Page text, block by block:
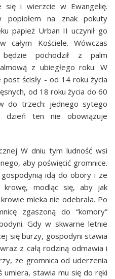
się i wierzcie w Ewangelię.
popiołem na znak pokuty
papież Urban II uczynił go
całym Kościele. Wówczas
pochodził z palm
z ubiegłego roku. W
ścisły - od 14 roku życia
od 18 roku życia do 60
do trzech: jednego sytego
dzień ten nie obowiązuje
W dniu tym ludność wsi
aby poświęcić gromnice.
idą do obory i ze
krowę, modląc się, aby jak
mleka nie odebrała. Po
zgaszoną do “komory”
Gdy w skwarne letnie
się burzy, gospodyni stawia
z całą rodziną odmawia i
że gromnica od uderzenia
stawia mu się do ręki